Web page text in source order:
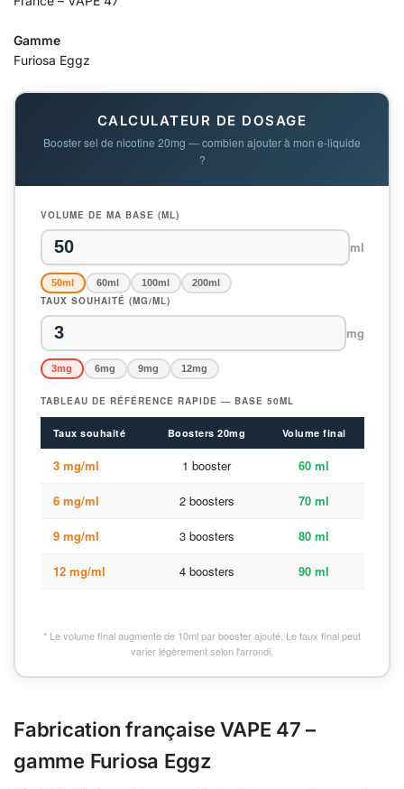
Gamme
Furiosa Eggz
CALCULATEUR DE DOSAGE
Booster sel de nicotine 20mg — combien ajouter à mon e-liquide
?
VOLUME DE MA BASE (ML)
ml
50ml 60ml 100ml 200ml
TAUX SOUHAITÉ (MG/ML)
mg
3mg 6mg 9mg 12mg
TABLEAU DE RÉFÉRENCE RAPIDE — BASE 50ML
Taux souhaité Boosters 20mg Volume final
3 mg/ml 1 booster 60 ml
6 mg/ml 2 boosters 70 ml
9 mg/ml 3 boosters 80 ml
12 mg/ml 4 boosters 90 ml
* Le volume final augmente de 10ml par booster ajouté. Le taux final peut
varier légèrement selon l'arrondi.
Fabrication française VAPE 47 –
gamme Furiosa Eggz